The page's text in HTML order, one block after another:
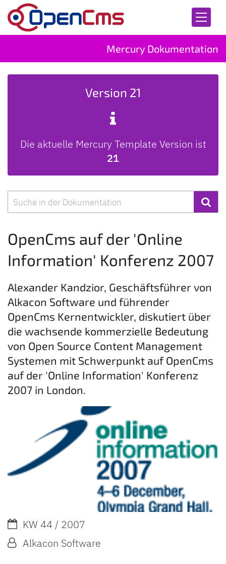
Zum Inhalt springen
Mercury Dokumentation
OpenCms auf der 'Online
Information' Konferenz 2007
Alexander Kandzior, Geschäftsführer von
Alkacon Software und führender
OpenCms Kernentwickler, diskutiert über
die wachsende kommerzielle Bedeutung
von Open Source Content Management
Systemen mit Schwerpunkt auf OpenCms
auf der 'Online Information' Konferenz
2007 in London.
Datum:KW 44 / 2007
Von:Alkacon Software
Version 21
Die aktuelle Mercury Template Version ist
21
Suche